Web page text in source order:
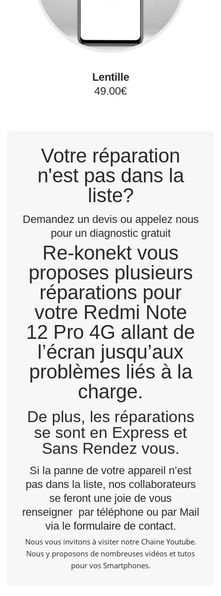
Lentille
49.00€
Votre réparation
n'est pas dans la
liste?
Demandez un devis ou appelez nous
pour un diagnostic gratuit
Re-konekt vous
proposes plusieurs
réparations pour
votre Redmi Note
12 Pro 4G allant de
l’écran jusqu’aux
problèmes liés à la
charge.
De plus, les réparations
se sont en Express et
Sans Rendez vous.
Si la panne de votre appareil n’est
pas dans la liste, nos collaborateurs
se feront une joie de vous
renseigner par téléphone ou par Mail
via le formulaire de contact.
Nous vous invitons à visiter notre Chaine Youtube.
Nous y proposons de nombreuses vidéos et tutos
pour vos Smartphones.